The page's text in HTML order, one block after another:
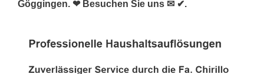
Göggingen. ❤ Besuchen Sie uns ✉ ✔.